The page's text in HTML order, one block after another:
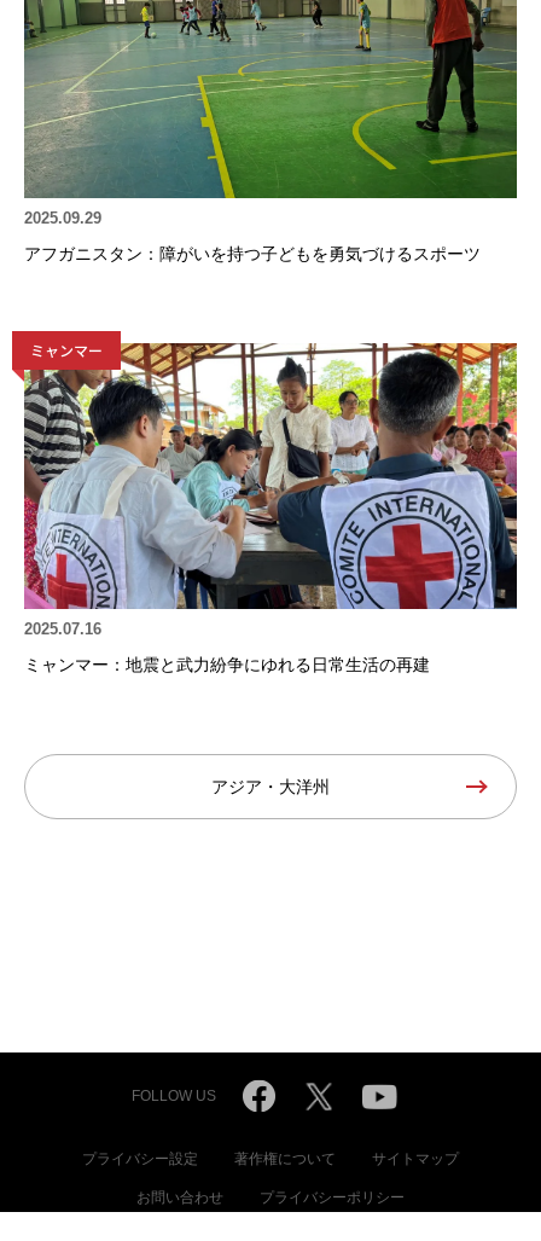
2025.09.29
アフガニスタン：障がいを持つ子どもを勇気づけるスポーツ
ミャンマー
2025.07.16
ミャンマー：地震と武力紛争にゆれる日常生活の再建
アジア・大洋州
FOLLOW US
プライバシー設定 著作権について サイトマップ
お問い合わせ プライバシーポリシー